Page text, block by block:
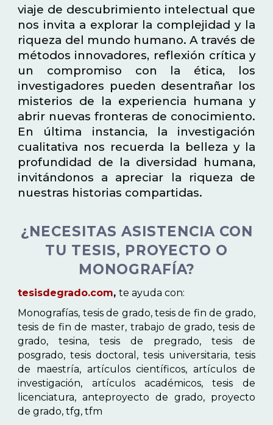
viaje de descubrimiento intelectual que
nos invita a explorar la complejidad y la
riqueza del mundo humano. A través de
métodos innovadores, reflexión crítica y
un compromiso con la ética, los
investigadores pueden desentrañar los
misterios de la experiencia humana y
abrir nuevas fronteras de conocimiento.
En última instancia, la investigación
cualitativa nos recuerda la belleza y la
profundidad de la diversidad humana,
invitándonos a apreciar la riqueza de
nuestras historias compartidas.
¿NECESITAS ASISTENCIA CON
TU TESIS, PROYECTO O
MONOGRAFÍA?
tesisdegrado.com,te ayuda con:
Monografías, tesis de grado, tesis de fin de grado,
tesis de fin de master, trabajo de grado, tesis de
grado, tesina, tesis de pregrado, tesis de
posgrado, tesis doctoral, tesis universitaria, tesis
de maestría, artículos científicos, artículos de
investigación, artículos académicos, tesis de
licenciatura, anteproyecto de grado, proyecto
de grado, tfg, tfm